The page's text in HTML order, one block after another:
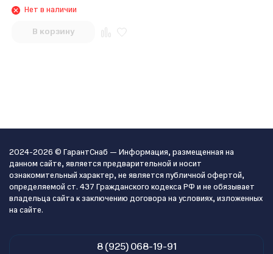
Нет в наличии
В корзину
2024-2026 © ГарантСнаб — Информация, размещенная на
данном сайте, является предварительной и носит
ознакомительный характер, не является публичной офертой,
определяемой ст. 437 Гражданского кодекса РФ и не обязывает
владельца сайта к заключению договора на условиях, изложенных
на сайте.
8 (925) 068-19-91